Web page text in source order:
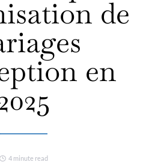
de
en
4 minute read